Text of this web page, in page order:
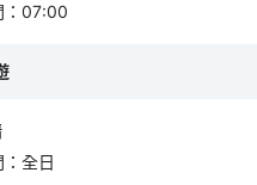
： 07:00
： 全日